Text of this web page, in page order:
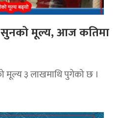
सुनको मूल्य, आज कतिमा
मूल्य ३ लाखमाथि पुगेको छ ।